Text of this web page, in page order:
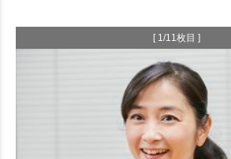
[ 1/11枚目 ]